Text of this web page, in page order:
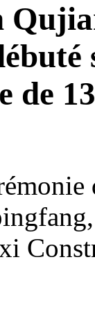
de